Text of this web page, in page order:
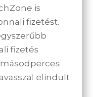
is
fizetést.
fizetés
elindult